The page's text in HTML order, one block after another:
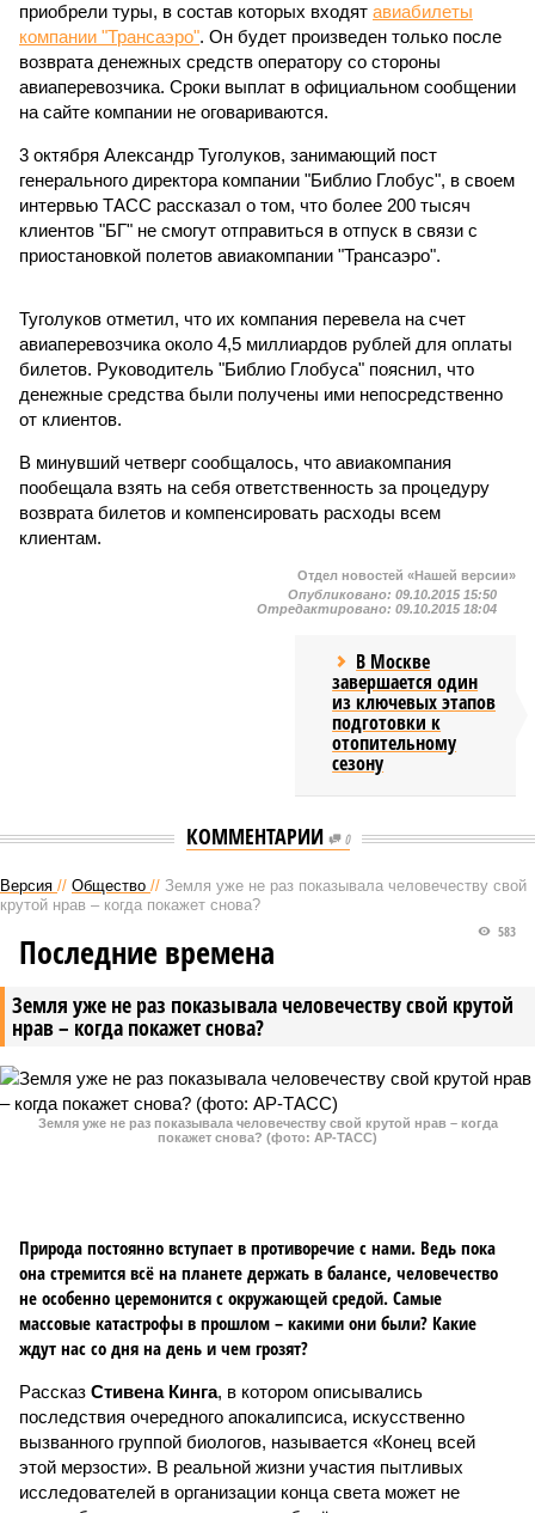
приобрели туры, в состав которых входят авиабилеты
компании "Трансаэро". Он будет произведен только после
возврата денежных средств оператору со стороны
авиаперевозчика. Сроки выплат в официальном сообщении
на сайте компании не оговариваются.
3 октября Александр Туголуков, занимающий пост
генерального директора компании "Библио Глобус", в своем
интервью ТАСС рассказал о том, что более 200 тысяч
клиентов "БГ" не смогут отправиться в отпуск в связи с
приостановкой полетов авиакомпании "Трансаэро".
Туголуков отметил, что их компания перевела на счет
авиаперевозчика около 4,5 миллиардов рублей для оплаты
билетов. Руководитель "Библио Глобуса" пояснил, что
денежные средства были получены ими непосредственно
от клиентов.
В минувший четверг сообщалось, что авиакомпания
пообещала взять на себя ответственность за процедуру
возврата билетов и компенсировать расходы всем
клиентам.
Отдел новостей «Нашей версии»
Опубликовано: 09.10.2015 15:50
Отредактировано: 09.10.2015 18:04
В Москве
завершается один
из ключевых этапов
подготовки к
отопительному
сезону
КОММЕНТАРИИ 0
Версия // Общество // Земля уже не раз показывала человечеству свой
крутой нрав – когда покажет снова?
Земля уже не раз показывала человечеству свой крутой
нрав – когда покажет снова?
583
Последние времена
Земля уже не раз показывала человечеству свой крутой нрав – когда
покажет снова? (фото: АР-ТАСС)
Природа постоянно вступает в противоречие с нами. Ведь пока
она стремится всё на планете держать в балансе, человечество
не особенно церемонится с окружающей средой. Самые
массовые катастрофы в прошлом – какими они были? Какие
ждут нас со дня на день и чем грозят?
Рассказ Стивена Кинга, в котором описывались
последствия очередного апокалипсиса, искусственно
вызванного группой биологов, называется «Конец всей
этой мерзости». В реальной жизни участия пытливых
исследователей в организации конца света может не